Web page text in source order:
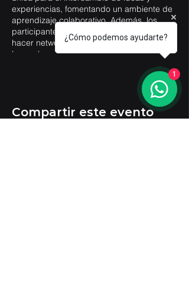
experiencias, fomentando un ambiente de
aprendizaje colaborativo. Además, los
participantes tendrán la oportunidad de
hacer networking durante nuestro cocktail,
lo que les permitirá establecer valiosas
conexiones profesionales y fortalecer sus
redes dentro del sector audiovisual.
Compartir este evento
¿Cómo podemos ayudarte?
1